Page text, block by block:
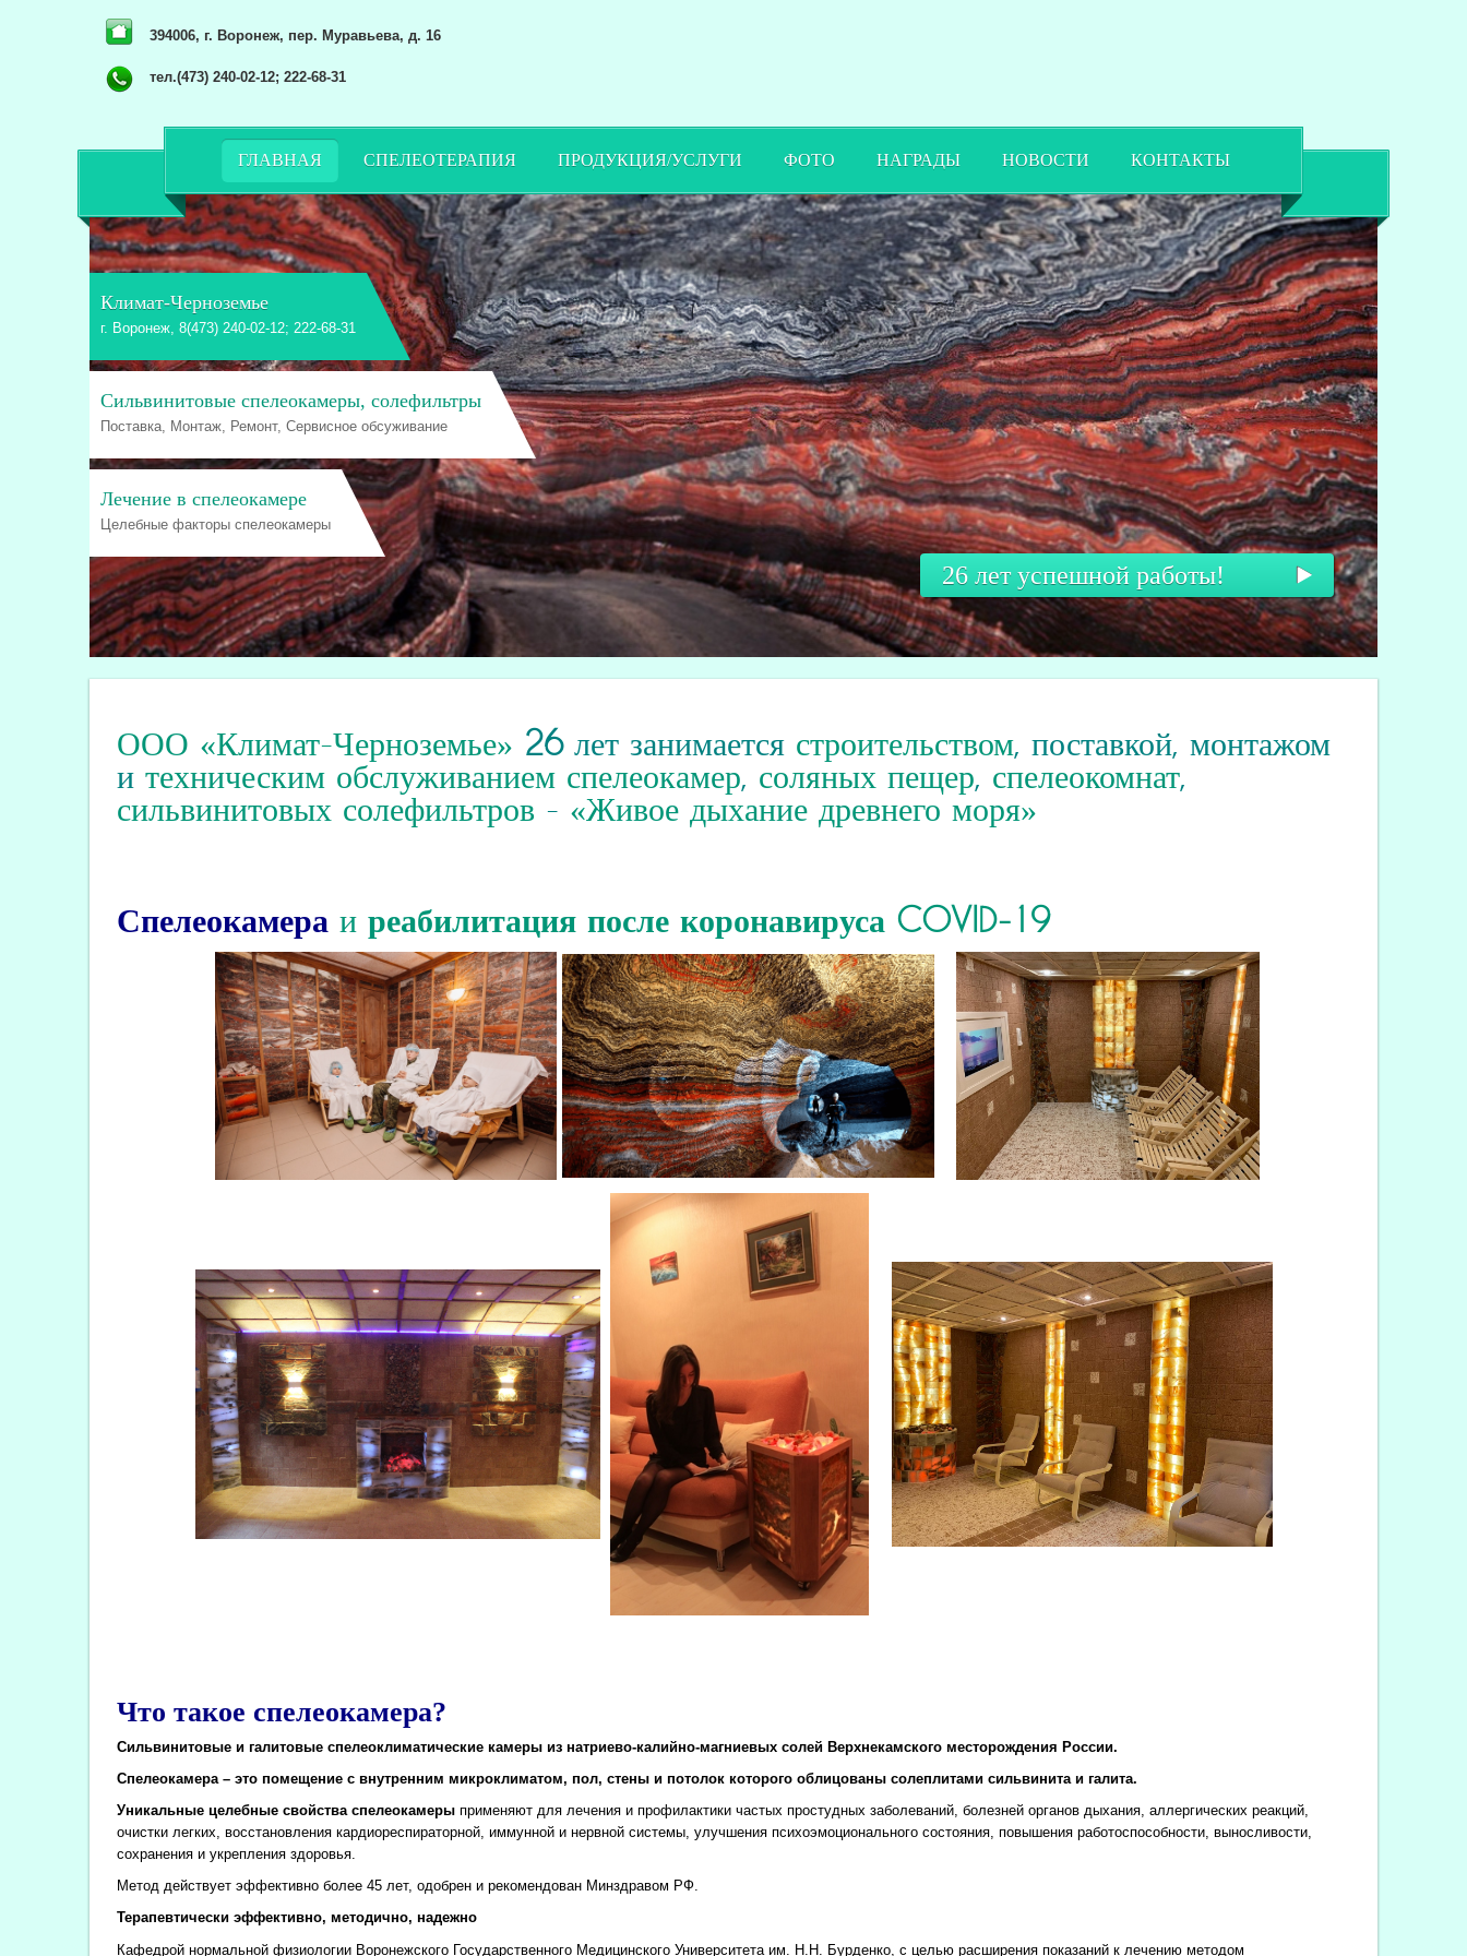
394006, г. Воронеж, пер. Муравьева, д. 16
тел.(473) 240-02-12; 222-68-31
ГЛАВНАЯ СПЕЛЕОТЕРАПИЯ ПРОДУКЦИЯ/УСЛУГИ ФОТО НАГРАДЫ НОВОСТИ КОНТАКТЫ
26 лет успешной работы!
Климат-Черноземье
г. Воронеж, 8(473) 240-02-12; 222-68-31
Сильвинитовые спелеокамеры, солефильтры
Поставка, Монтаж, Ремонт, Сервисное обсуживание
Лечение в спелеокамере
Целебные факторы спелеокамеры
ООО «Климат-Черноземье» 26лет занимается строительством, поставкой, монтажом
и техническим обслуживанием спелеокамер, соляных пещер, спелеокомнат,
сильвинитовых солефильтров - «Живое дыхание древнего моря»
Спелеокамера и реабилитация после коронавируса COVID-19
Что такое спелеокамера?
Сильвинитовые и галитовые спелеоклиматические камеры из натриево-калийно-магниевых солей Верхнекамского месторождения России.
Спелеокамера – это помещение с внутренним микроклиматом, пол, стены и потолок которого облицованы солеплитами сильвинита и галита.
Уникальные целебные свойства спелеокамеры применяют для лечения и профилактики частых простудных заболеваний, болезней органов дыхания, аллергических реакций,
очистки легких, восстановления кардиореспираторной, иммунной и нервной системы, улучшения психоэмоционального состояния, повышения работоспособности, выносливости,
сохранения и укрепления здоровья.
Метод действует эффективно более 45 лет, одобрен и рекомендован Минздравом РФ.
Терапевтически эффективно, методично, надежно
Кафедрой нормальной физиологии Воронежского Государственного Медицинского Университета им. Н.Н. Бурденко, с целью расширения показаний к лечению методом